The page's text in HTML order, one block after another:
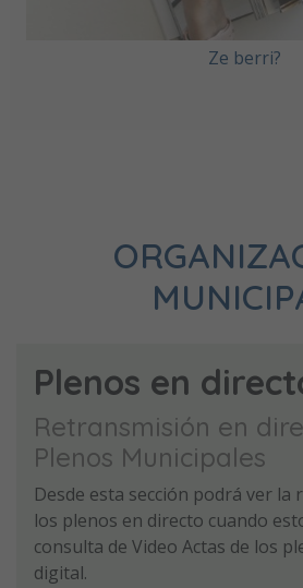
Ze berri?
Plenos en
Retransmisión en
Plenos Municipales
Desde esta sección podrá ver la
los plenos en directo cuando
consulta de Video Actas de los
digital.